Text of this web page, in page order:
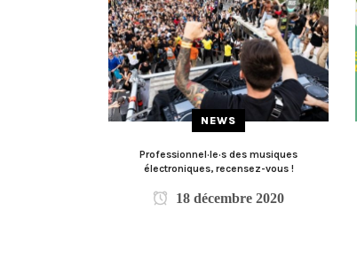
NEWS
Professionnel·le·s des musiques
électroniques, recensez-vous !
18 décembre 2020